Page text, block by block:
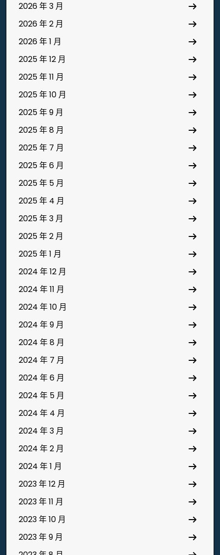
2026 年 3 月
2026 年 2 月
2026 年 1 月
2025 年 12 月
2025 年 11 月
2025 年 10 月
2025 年 9 月
2025 年 8 月
2025 年 7 月
2025 年 6 月
2025 年 5 月
2025 年 4 月
2025 年 3 月
2025 年 2 月
2025 年 1 月
2024 年 12 月
2024 年 11 月
2024 年 10 月
2024 年 9 月
2024 年 8 月
2024 年 7 月
2024 年 6 月
2024 年 5 月
2024 年 4 月
2024 年 3 月
2024 年 2 月
2024 年 1 月
2023 年 12 月
2023 年 11 月
2023 年 10 月
2023 年 9 月